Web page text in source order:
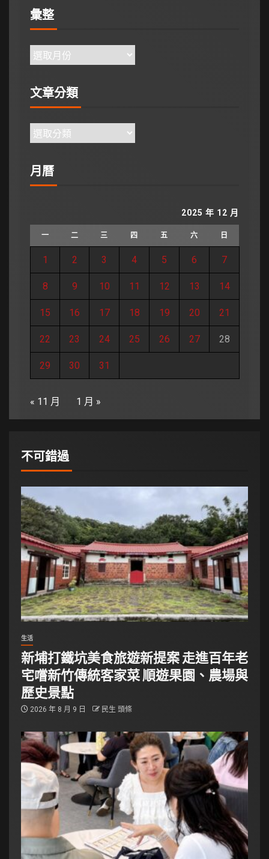
彙整
文章分類
月曆
2025 年 12 月
一 二 三 四 五 六 日
1 2 3 4 5 6 7
8 9 10 11 12 13 14
15 16 17 18 19 20 21
22 23 24 25 26 27 28
29 30 31
« 11 月 1 月 »
不可錯過
生活
新埔打鐵坑美食旅遊新提案 走進百年老
宅嚐新竹傳統客家菜 順遊果園、農場與
歷史景點
2026 年 8 月 9 日 民生 頭條